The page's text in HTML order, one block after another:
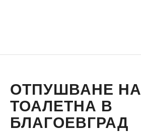
ОТПУШВАНЕ НА
ТОАЛЕТНА В
БЛАГОЕВГРАД